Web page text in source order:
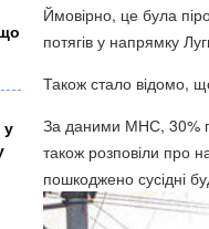
у
Ймовірно, це була
потягів у напрямку
Також стало відомо,
За даними МНС, 30%
також розповіли про
пошкоджено сусідні